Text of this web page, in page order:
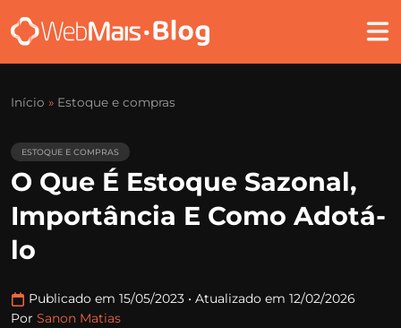
Início » Estoque e compras
ESTOQUE E COMPRAS
O Que É Estoque Sazonal,
Importância E Como Adotá-
lo
Publicado em 15/05/2023 • Atualizado em 12/02/2026
Por Sanon Matias